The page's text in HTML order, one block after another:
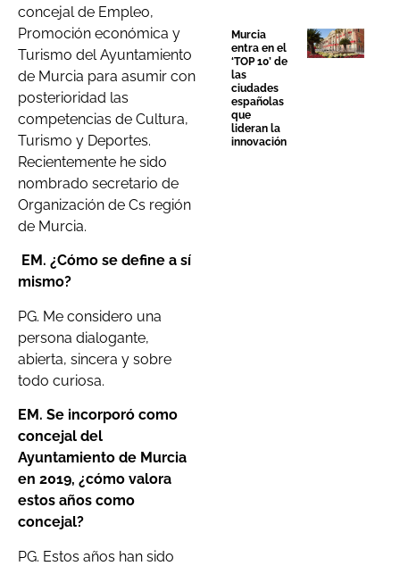
concejal de Empleo,
Promoción económica y
Turismo del Ayuntamiento
de Murcia para asumir con
posterioridad las
competencias de Cultura,
Turismo y Deportes.
Recientemente he sido
nombrado secretario de
Organización de Cs región
de Murcia.
EM. ¿Cómo se define a sí
mismo?
PG. Me considero una
persona dialogante,
abierta, sincera y sobre
todo curiosa.
EM. Se incorporó como
concejal del
Ayuntamiento de Murcia
en 2019, ¿cómo valora
estos años como
concejal?
PG. Estos años han sido
Murcia
entra en el
‘TOP 10’ de
las
ciudades
españolas
que
lideran la
innovación